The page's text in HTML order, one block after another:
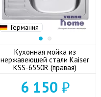
Германия
Кухонная мойка из
нержавеющей стали Kaiser
KSS-6550R (правая)
6 150 ₽